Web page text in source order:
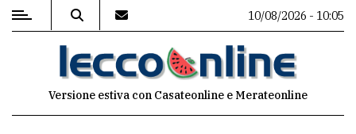
MENU
10/08/2026 - 10:05
Versione estiva con Casateonline e Merateonline